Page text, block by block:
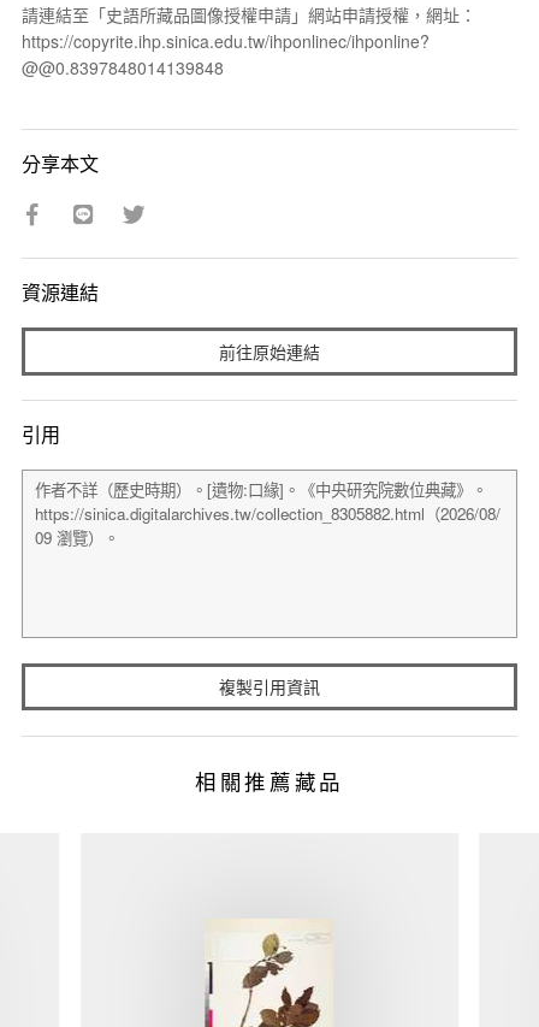
請連結至「史語所藏品圖像授權申請」網站申請授權，網址：
https://copyrite.ihp.sinica.edu.tw/ihponlinec/ihponline?
@@0.8397848014139848
分享本文
資源連結
前往原始連結
引用
複製引用資訊
相關推薦藏品